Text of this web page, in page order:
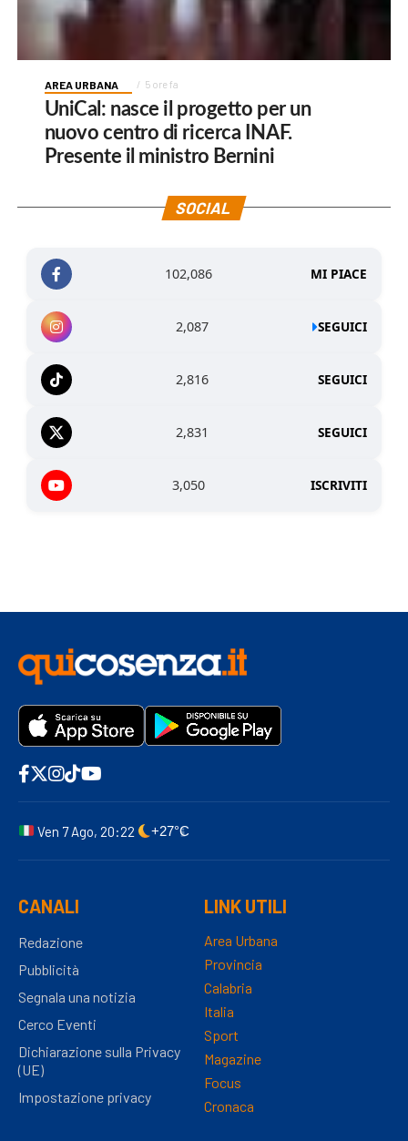
AREA URBANA 5 ore fa
UniCal: nasce il progetto per un
nuovo centro di ricerca INAF.
Presente il ministro Bernini
SOCIAL
102,086 MI PIACE
2,087 SEGUICI
2,816 SEGUICI
2,831 SEGUICI
3,050 ISCRIVITI
Ven 7 Ago, 20:22 +27°C
CANALI
Redazione
Pubblicità
Segnala una notizia
Cerco Eventi
Dichiarazione sulla Privacy
(UE)
Impostazione privacy
LINK UTILI
Area Urbana
Provincia
Calabria
Italia
Sport
Magazine
Focus
Cronaca